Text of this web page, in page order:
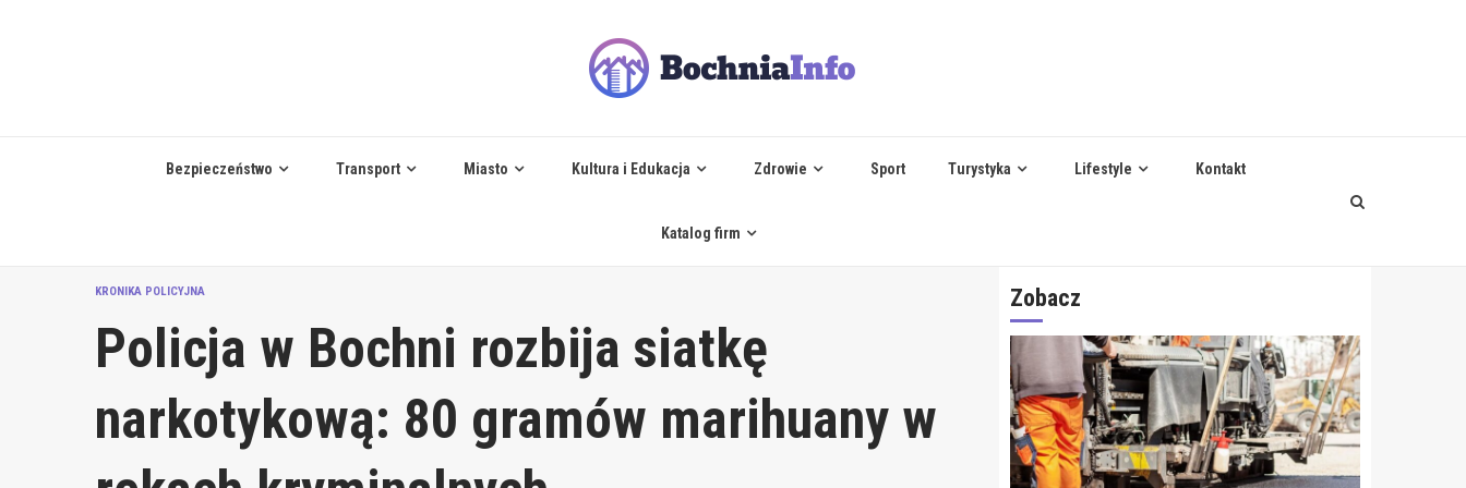
Bezpieczeństwo Transport Miasto Kultura i Edukacja Zdrowie Sport Turystyka Lifestyle Kontakt
Katalog firm
KRONIKA POLICYJNA
Policja w Bochni rozbija siatkę
narkotykową: 80 gramów marihuany w
Zobacz